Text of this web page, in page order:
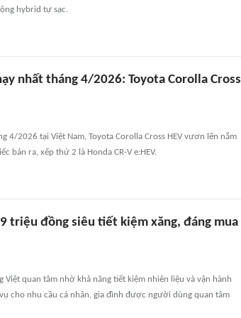
hybrid tự sạc.
nhất tháng 4/2026: Toyota Corolla Cross
4/2026 tại Việt Nam, Toyota Corolla Cross HEV vươn lên nắm
bán ra, xếp thứ 2 là Honda CR-V e:HEV.
triệu đồng siêu tiết kiệm xăng, đáng mua
quan tâm nhờ khả năng tiết kiệm nhiên liệu và vận hành
cho nhu cầu cá nhân, gia đình được người dùng quan tâm